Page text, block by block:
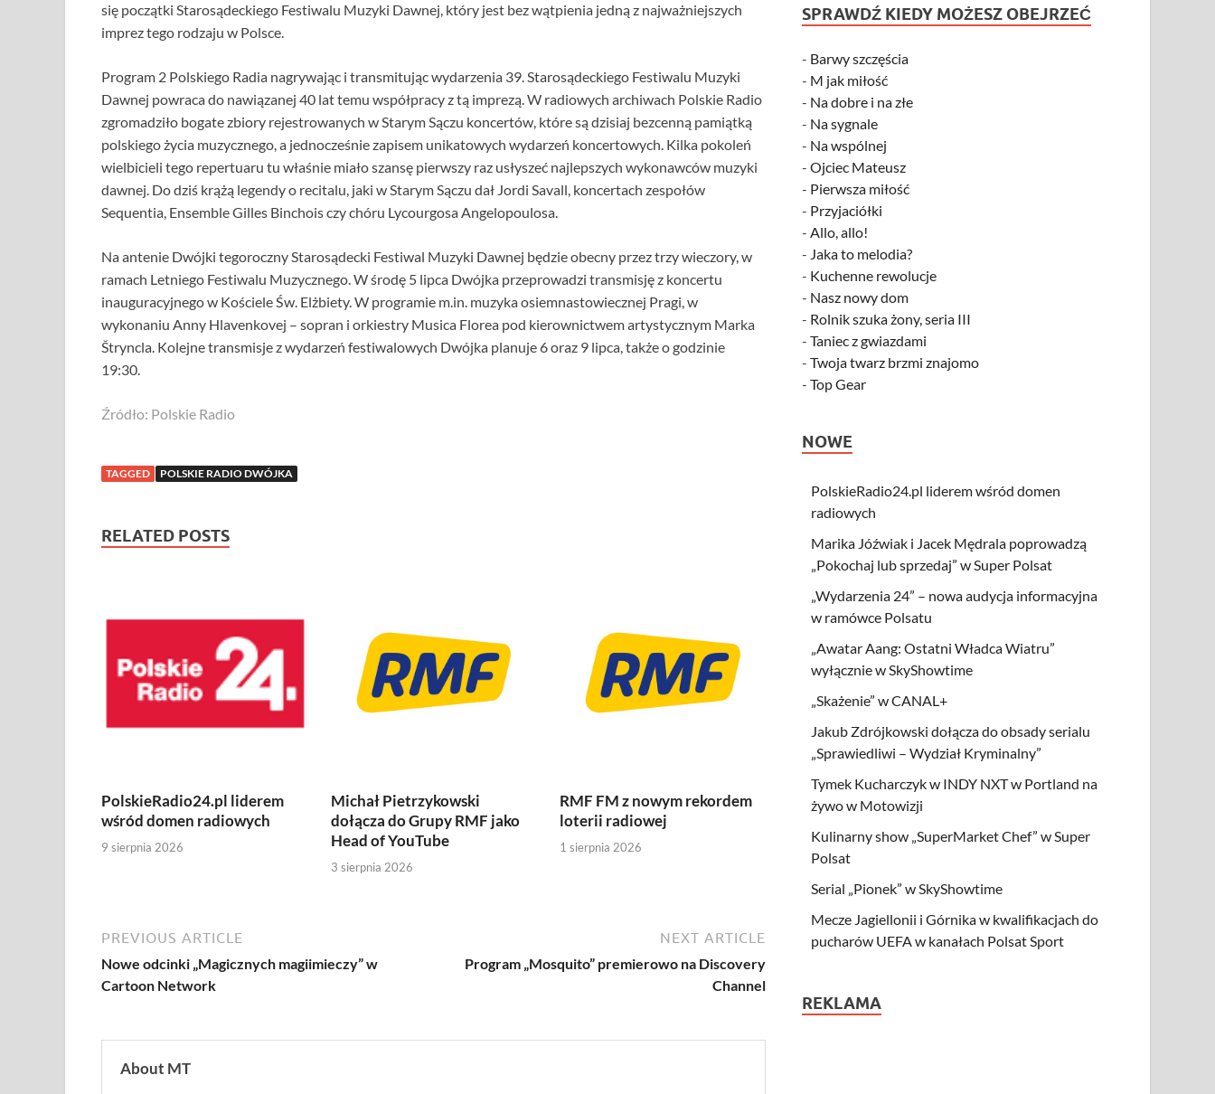
się początki Starosądeckiego Festiwalu Muzyki Dawnej, który jest bez wątpienia jedną z najważniejszych
imprez tego rodzaju w Polsce.
Program 2 Polskiego Radia nagrywając i transmitując wydarzenia 39. Starosądeckiego Festiwalu Muzyki
Dawnej powraca do nawiązanej 40 lat temu współpracy z tą imprezą. W radiowych archiwach Polskie Radio
zgromadziło bogate zbiory rejestrowanych w Starym Sączu koncertów, które są dzisiaj bezcenną pamiątką
polskiego życia muzycznego, a jednocześnie zapisem unikatowych wydarzeń koncertowych. Kilka pokoleń
wielbicieli tego repertuaru tu właśnie miało szansę pierwszy raz usłyszeć najlepszych wykonawców muzyki
dawnej. Do dziś krążą legendy o recitalu, jaki w Starym Sączu dał Jordi Savall, koncertach zespołów
Sequentia, Ensemble Gilles Binchois czy chóru Lycourgosa Angelopoulosa.
Na antenie Dwójki tegoroczny Starosądecki Festiwal Muzyki Dawnej będzie obecny przez trzy wieczory, w
ramach Letniego Festiwalu Muzycznego. W środę 5 lipca Dwójka przeprowadzi transmisję z koncertu
inauguracyjnego w Kościele Św. Elżbiety. W programie m.in. muzyka osiemnastowiecznej Pragi, w
wykonaniu Anny Hlavenkovej – sopran i orkiestry Musica Florea pod kierownictwem artystycznym Marka
Štryncla. Kolejne transmisje z wydarzeń festiwalowych Dwójka planuje 6 oraz 9 lipca, także o godzinie
19:30.
Źródło: Polskie Radio
TAGGED POLSKIE RADIO DWÓJKA
RELATED POSTS
PolskieRadio24.pl liderem
wśród domen radiowych
9 sierpnia 2026
Michał Pietrzykowski
dołącza do Grupy RMF jako
Head of YouTube
3 sierpnia 2026
RMF FM z nowym rekordem
loterii radiowej
1 sierpnia 2026
PREVIOUS ARTICLE
Nowe odcinki „Magicznych magiimieczy” w
Cartoon Network
NEXT ARTICLE
Program „Mosquito” premierowo na Discovery
Channel
About MT
SPRAWDŹ KIEDY MOŻESZ OBEJRZEĆ
- Barwy szczęścia
- M jak miłość
- Na dobre i na złe
- Na sygnale
- Na wspólnej
-Ojciec Mateusz
- Pierwsza miłość
- Przyjaciółki
-Allo, allo!
- Jaka to melodia?
- Kuchenne rewolucje
- Nasz nowy dom
- Rolnik szuka żony, seria III
-Taniec z gwiazdami
-Twoja twarz brzmi znajomo
-Top Gear
NOWE
PolskieRadio24.pl liderem wśród domen
radiowych
Marika Jóźwiak i Jacek Mędrala poprowadzą
„Pokochaj lub sprzedaj” w Super Polsat
„Wydarzenia 24” – nowa audycja informacyjna
w ramówce Polsatu
„Awatar Aang: Ostatni Władca Wiatru”
wyłącznie w SkyShowtime
„Skażenie” w CANAL+
Jakub Zdrójkowski dołącza do obsady serialu
„Sprawiedliwi – Wydział Kryminalny”
Tymek Kucharczyk w INDY NXT w Portland na
żywo w Motowizji
Kulinarny show „SuperMarket Chef” w Super
Polsat
Serial „Pionek” w SkyShowtime
Mecze Jagiellonii i Górnika w kwalifikacjach do
pucharów UEFA w kanałach Polsat Sport
REKLAMA